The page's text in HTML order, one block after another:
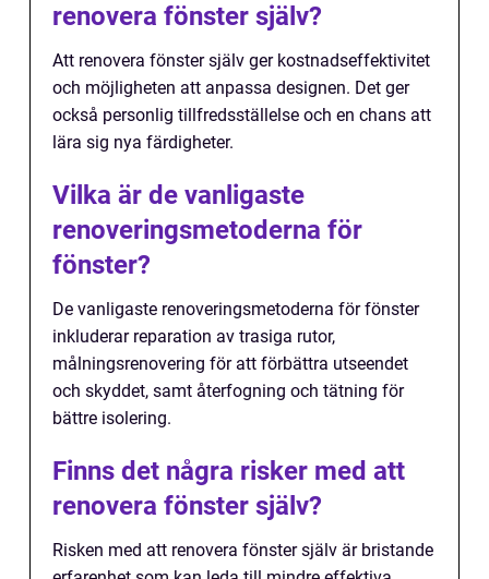
renovera fönster själv?
Att renovera fönster själv ger kostnadseffektivitet
och möjligheten att anpassa designen. Det ger
också personlig tillfredsställelse och en chans att
lära sig nya färdigheter.
Vilka är de vanligaste
renoveringsmetoderna för
fönster?
De vanligaste renoveringsmetoderna för fönster
inkluderar reparation av trasiga rutor,
målningsrenovering för att förbättra utseendet
och skyddet, samt återfogning och tätning för
bättre isolering.
Finns det några risker med att
renovera fönster själv?
Risken med att renovera fönster själv är bristande